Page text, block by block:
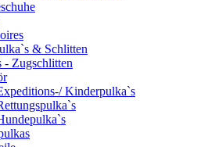
& Schlitten
- Zugschlitten
Kinderpulka`s